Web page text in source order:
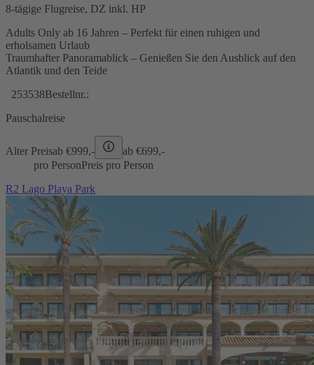
8-tägige Flugreise, DZ inkl. HP
Adults Only ab 16 Jahren – Perfekt für einen ruhigen und
erholsamen Urlaub
Traumhafter Panoramablick – Genießen Sie den Ausblick auf den
Atlantik und den Teide
253538Bestellnr.:
Pauschalreise
Alter Preisab €999,- ab €699,-
pro PersonPreis pro Person
R2 Lago Playa Park